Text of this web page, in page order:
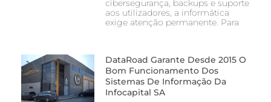
cibersegurança, backups e suporte
aos utilizadores, a informática
exige atenção permanente. Para
DataRoad Garante Desde 2015 O
Bom Funcionamento Dos
Sistemas De Informação Da
Infocapital SA